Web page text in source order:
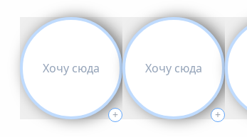
Хочу сюда
+
Хочу сюда
+